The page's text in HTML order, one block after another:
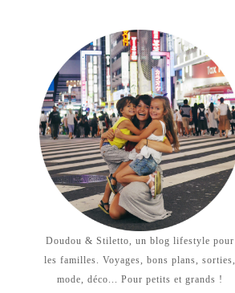
Doudou & Stiletto, un blog lifestyle pour
les familles. Voyages, bons plans, sorties,
mode, déco... Pour petits et grands !